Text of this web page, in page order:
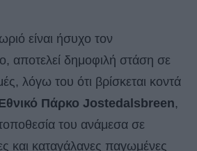
είναι ήσυχο τον
αποτελεί δημοφιλή στάση σε
λόγω του ότι βρίσκεται κοντά
Πάρκο Jostedalsbreen,
του ανάμεσα σε
και καταγάλανες παγωμένες